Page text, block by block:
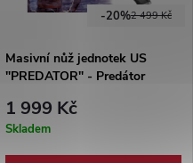
2 499 Kč
-20%
Masivní nůž jednotek US
"PREDATOR" - Predátor
1 999 Kč
Skladem